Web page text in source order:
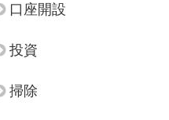
口座開設
投資
掃除